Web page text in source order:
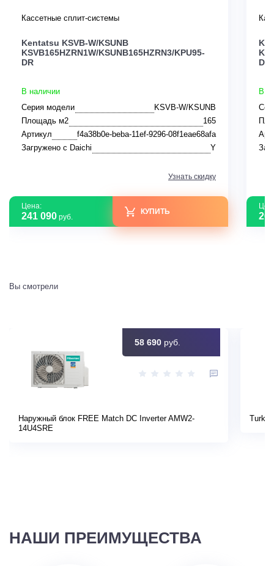
Кассетные сплит-системы
Kentatsu KSVB-W/KSUNB
KSVB165HZRN1W/KSUNB165HZRN3/KPU95-
DR
В наличии
Серия модели
KSVB-W/KSUNB
Площадь м2
165
Артикул
f4a38b0e-beba-11ef-9296-08f1eae68afa
Загружено с Daichi
Y
Узнать скидку
Цена:
241 090 руб.
КУПИТЬ
DR
В
Вы смотрели
58 690 руб.
Наружный блок FREE Match DC Inverter AMW2-
14U4SRE
НАШИ ПРЕИМУЩЕСТВА